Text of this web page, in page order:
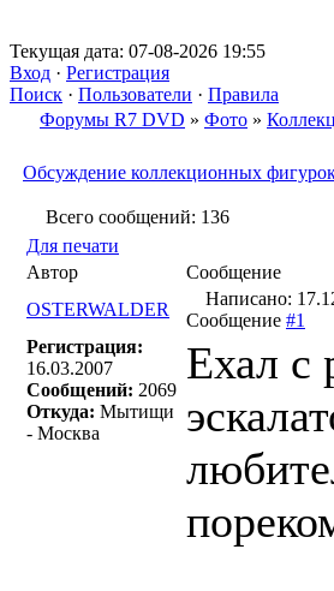
Текущая дата: 07-08-2026 19:55
Вход · Регистрация
Поиск · Пользователи · Правила
Форумы R7 DVD » Фото »
Обсуждение коллекционных
Всего сообщений: 136
Для печати
Автор
Сообщение
OSTERWALDER
Написано:
Сообщение #1
Регистрация:
16.03.2007
Сообщений: 2069
Откуда: Мытищи
- Москва
Ехал с